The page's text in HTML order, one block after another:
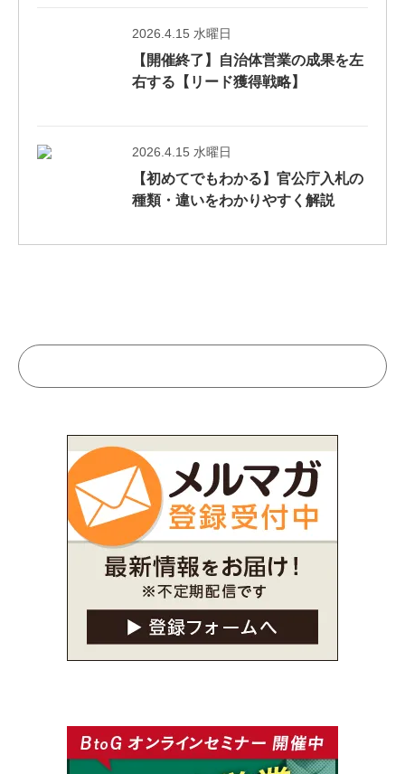
2026.4.15 水曜日
【開催終了】自治体営業の成果を左
右する【リード獲得戦略】
2026.4.15 水曜日
【初めてでもわかる】官公庁入札の
種類・違いをわかりやすく解説